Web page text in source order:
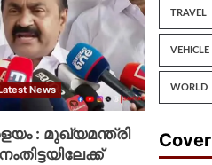
News
: മുഖ്യമന്ത്രി
TRAVEL
VEHICLE
WORLD